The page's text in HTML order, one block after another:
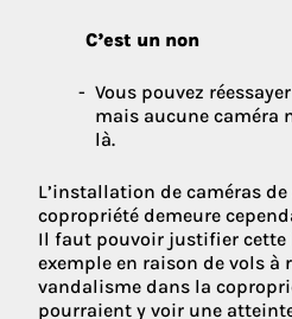
C’est un non
Vous pouvez
mais aucune caméra
là.
L’installation de caméras
copropriété demeure
Il faut pouvoir justifier
exemple en raison de vols à
vandalisme dans la
pourraient y voir une